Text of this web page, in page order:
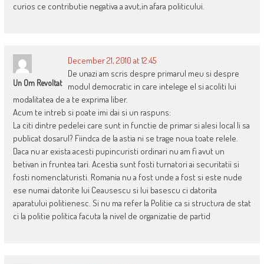
curios ce contributie negativa a avut,in afara politicului.
Un Om Revoltat
December 21, 2010 at 12:45
De unazi am scris despre primarul meu si despre
modul democratic in care intelege el si acoliti lui
modalitatea de a te exprima liber.
Acum te intreb si poate imi dai si un raspuns:
La citi dintre pedelei care sunt in functie de primar si alesi local li sa
publicat dosarul? Fiindca de la astia ni se trage noua toate relele.
Daca nu ar exista acesti pupincuristi ordinari nu am fi avut un
betivan in fruntea tari. Acestia sunt fosti turnatori ai securitatii si
fosti nomenclaturisti. Romania nu a fost unde a fost si este nude
ese numai datorite lui Ceausescu si lui basescu ci datorita
aparatului politienesc. Si nu ma refer la Politie ca si structura de stat
ci la politie politica facuta la nivel de organizatie de partid